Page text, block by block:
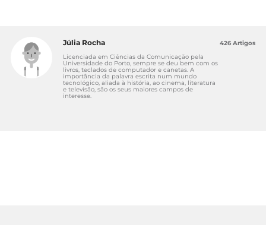
Júlia Rocha
Licenciada em Ciências da Comunicação pela
Universidade do Porto, sempre se deu bem com os
livros, teclados de computador e canetas. A
importância da palavra escrita num mundo
tecnológico, aliada à história, ao cinema, literatura
e televisão, são os seus maiores campos de
interesse.
426 Artigos